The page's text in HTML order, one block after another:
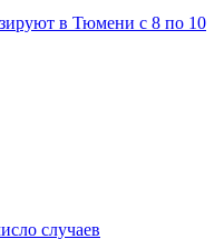
в Тюмени с 8 по 10
случаев